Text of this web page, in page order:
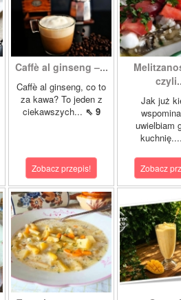
Caffè al ginseng –...
Caffè al ginseng, co to
za kawa? To jeden z
ciekawszych... ⇖ 9
Zobacz przepis!
Jak już
uwielbiam
kuchnię....
Zobacz